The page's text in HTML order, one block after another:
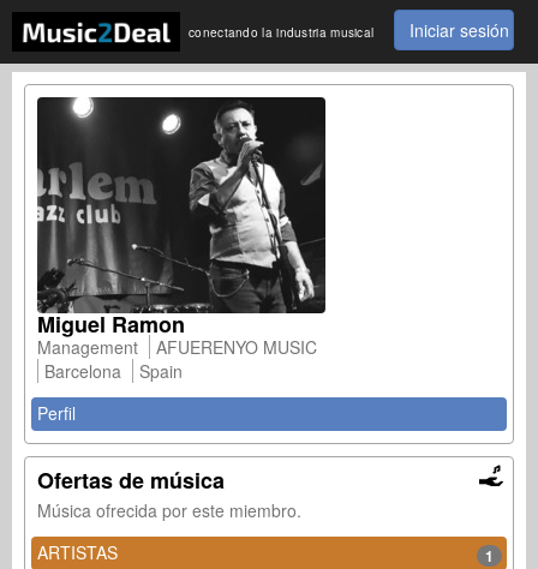
conectando la industria musical Iniciar sesión
Miguel Ramon
Management
AFUERENYO MUSIC
Barcelona
Spain
Perfil
Ofertas de música
Música ofrecida por este miembro.
ARTISTAS
1